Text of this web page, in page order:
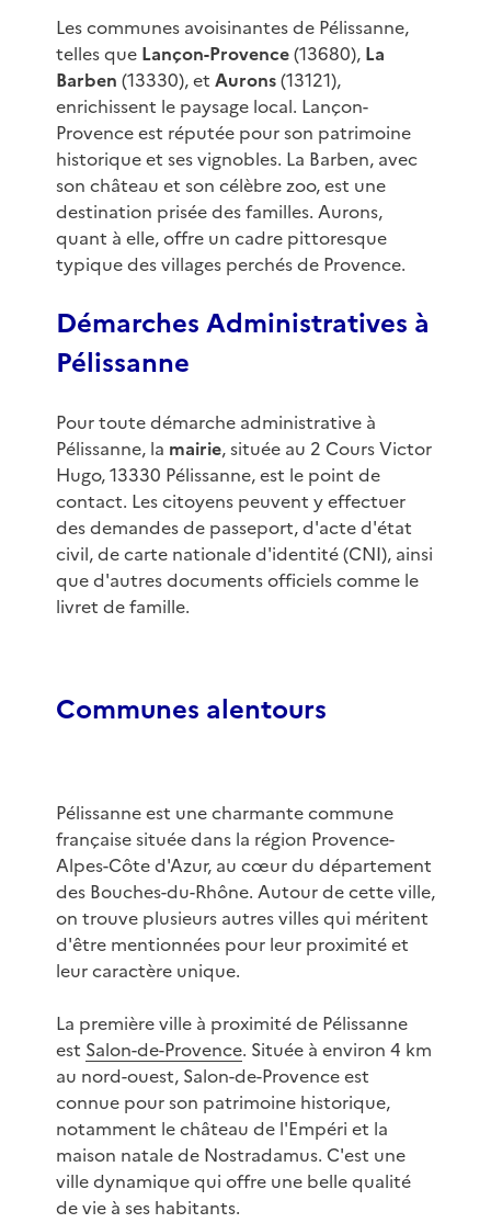
Les communes avoisinantes de Pélissanne,
telles que Lançon-Provence(13680), La
Barben (13330), et Aurons(13121),
enrichissent le paysage local. Lançon-
Provence est réputée pour son patrimoine
historique et ses vignobles. La Barben, avec
son château et son célèbre zoo, est une
destination prisée des familles. Aurons,
quant à elle, offre un cadre pittoresque
typique des villages perchés de Provence.
Démarches Administratives à
Pélissanne
Pour toute démarche administrative à
Pélissanne, la mairie, située au 2 Cours Victor
Hugo, 13330 Pélissanne, est le point de
contact. Les citoyens peuvent y effectuer
des demandes de passeport, d'acte d'état
civil, de carte nationale d'identité (CNI), ainsi
que d'autres documents officiels comme le
livret de famille.
Communes alentours
Pélissanne est une charmante commune
française située dans la région Provence-
Alpes-Côte d'Azur, au cœur du département
des Bouches-du-Rhône. Autour de cette ville,
on trouve plusieurs autres villes qui méritent
d'être mentionnées pour leur proximité et
leur caractère unique.
La première ville à proximité de Pélissanne
est Salon-de-Provence. Située à environ 4 km
au nord-ouest, Salon-de-Provence est
connue pour son patrimoine historique,
notamment le château de l'Empéri et la
maison natale de Nostradamus. C'est une
ville dynamique qui offre une belle qualité
de vie à ses habitants.